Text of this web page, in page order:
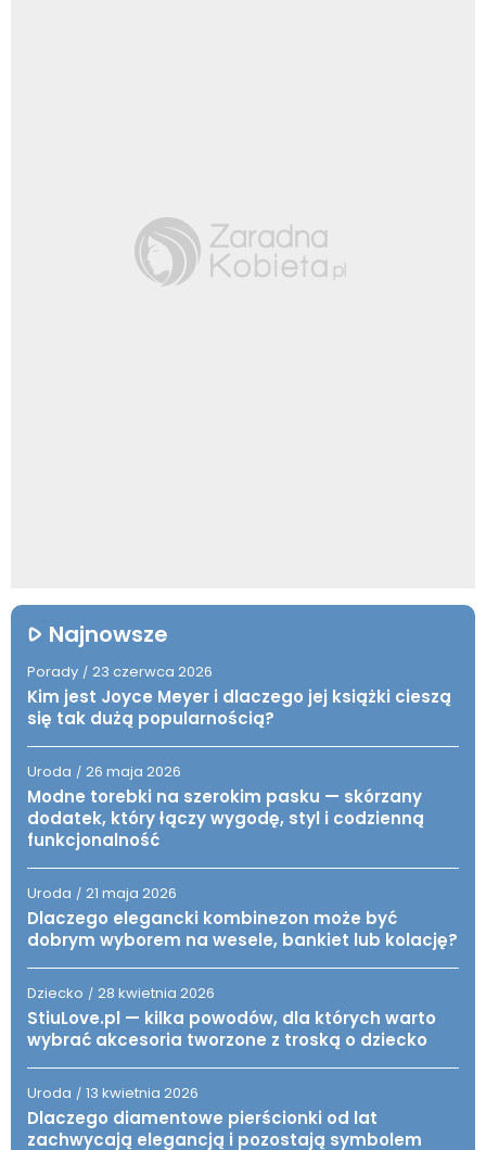
Najnowsze
Porady / 23 czerwca 2026
Kim jest Joyce Meyer i dlaczego jej książki cieszą
się tak dużą popularnością?
Uroda / 26 maja 2026
Modne torebki na szerokim pasku — skórzany
dodatek, który łączy wygodę, styl i codzienną
funkcjonalność
Uroda / 21 maja 2026
Dlaczego elegancki kombinezon może być
dobrym wyborem na wesele, bankiet lub kolację?
Dziecko / 28 kwietnia 2026
StiuLove.pl — kilka powodów, dla których warto
wybrać akcesoria tworzone z troską o dziecko
Uroda / 13 kwietnia 2026
Dlaczego diamentowe pierścionki od lat
zachwycają elegancją i pozostają symbolem